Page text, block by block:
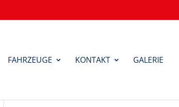
FAHRZEUGE KONTAKT GALERIE